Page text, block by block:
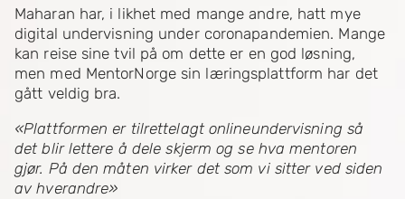
Maharan har, i likhet med mange andre, hatt mye
digital undervisning under coronapandemien. Mange
kan reise sine tvil på om dette er en god løsning,
men med MentorNorge sin læringsplattform har det
gått veldig bra.
«Plattformen er tilrettelagt onlineundervisning så
det blir lettere å dele skjerm og se hva mentoren
gjør. På den måten virker det som vi sitter ved siden
av hverandre»